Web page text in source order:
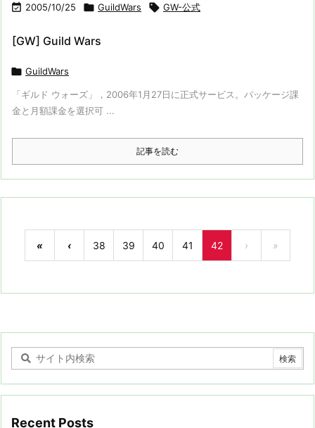
 2005/10/25  GuildWars  GW-公式
[GW] Guild Wars
 GuildWars
「ギルド ウォーズ」，2006年1月27日に正式サービス。パッケージ課
金と月額課金を選択可 ...
記事を読む
« ‹ 38 39 40 41 42 › »
Recent Posts